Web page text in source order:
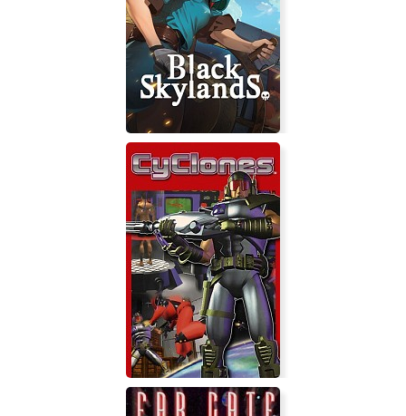
Rocket Assault: Downhill Rush
Black Skylands